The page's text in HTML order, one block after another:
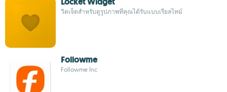
วิดเจ็ตสำหรับดูรูปภาพที่คุณได้รับแบบเรียลไทม์
Followme
Followme Inc